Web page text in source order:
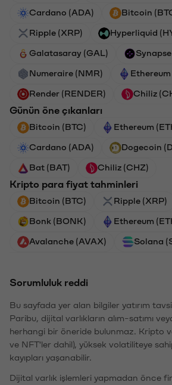
Cardano (ADA) Bitcoin
Ripple (XRP) Hyperliquid
Galatasaray (GAL)
Numeraire (NMR) Ethereum
Render (RENDER) Chiliz
Günün öne çıkanları
Bitcoin (BTC) Ethereum
Cardano (ADA) Dogecoin
Bat (BAT) Chiliz (CHZ)
Kripto para fiyat tahminleri
Bitcoin (BTC) Ripple (XRP)
Bonk (BONK) Ethereum
Avalanche (AVAX) Solana
Sorumluluk reddi
Bu sayfada yer alan bilgiler yatırım
Paribu, dijital varlıkların alım-satımı
herhangi bir öneride bulunmaz. Kripto
ve NFT'ler dahil), yüksek volatiliteye
kayıpları yaşanabilir.
Dijital varlık işlemleri yapmadan önce